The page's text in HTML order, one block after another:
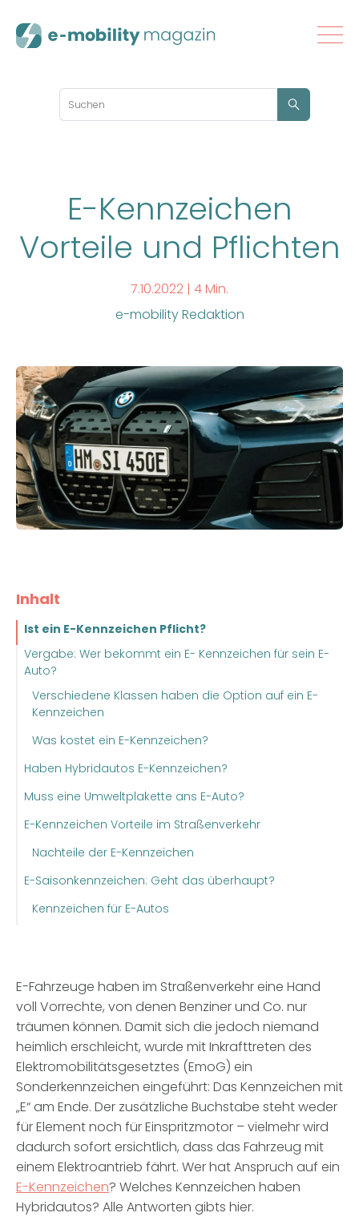
E-Kennzeichen
Vorteile und Pflichten
7.10.2022 | 4 Min.
e-mobility Redaktion
Inhalt
Ist ein E-Kennzeichen Pflicht?
Vergabe: Wer bekommt ein E- Kennzeichen für sein E-
Auto?
Verschiedene Klassen haben die Option auf ein E-
Kennzeichen
Was kostet ein E-Kennzeichen?
Haben Hybridautos E-Kennzeichen?
Muss eine Umweltplakette ans E-Auto?
E-Kennzeichen Vorteile im Straßenverkehr
Nachteile der E-Kennzeichen
E-Saisonkennzeichen: Geht das überhaupt?
Kennzeichen für E-Autos
E-Fahrzeuge haben im Straßenverkehr eine Hand
voll Vorrechte, von denen Benziner und Co. nur
träumen können. Damit sich die jedoch niemand
heimlich erschleicht, wurde mit Inkrafttreten des
Elektromobilitätsgesetztes (EmoG) ein
Sonderkennzeichen eingeführt: Das Kennzeichen mit
„E“ am Ende. Der zusätzliche Buchstabe steht weder
für Element noch für Einspritzmotor – vielmehr wird
dadurch sofort ersichtlich, dass das Fahrzeug mit
einem Elektroantrieb fährt. Wer hat Anspruch auf ein
E-Kennzeichen? Welches Kennzeichen haben
Hybridautos? Alle Antworten gibts hier.